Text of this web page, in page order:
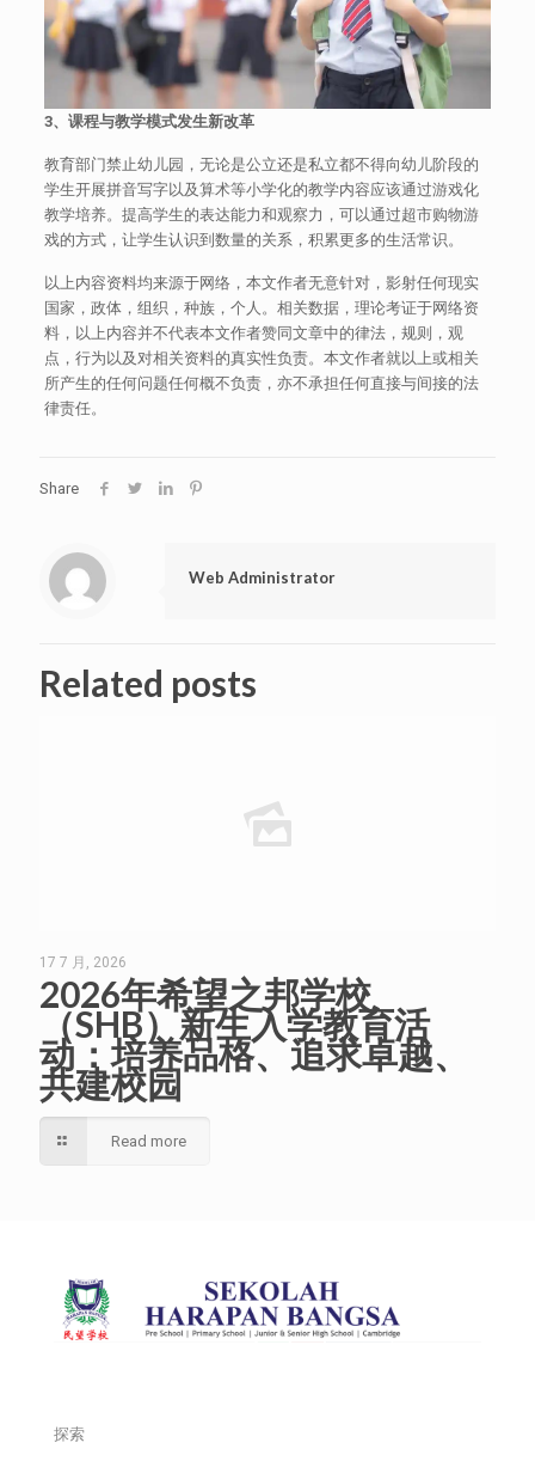
3、课程与教学模式发生新改革
教育部门禁止幼儿园，无论是公立还是私立都不得向幼儿阶段的
学生开展拼音写字以及算术等小学化的教学内容应该通过游戏化
教学培养。提高学生的表达能力和观察力，可以通过超市购物游
戏的方式，让学生认识到数量的关系，积累更多的生活常识。
以上内容资料均来源于网络，本文作者无意针对，影射任何现实
国家，政体，组织，种族，个人。相关数据，理论考证于网络资
料，以上内容并不代表本文作者赞同文章中的律法，规则，观
点，行为以及对相关资料的真实性负责。本文作者就以上或相关
所产生的任何问题任何概不负责，亦不承担任何直接与间接的法
律责任。
Share
Web Administrator
Related posts
17 7 月, 2026
2026年希望之邦学校
（SHB）新生入学教育活
动：培养品格、追求卓越、
共建校园
Read more
探索